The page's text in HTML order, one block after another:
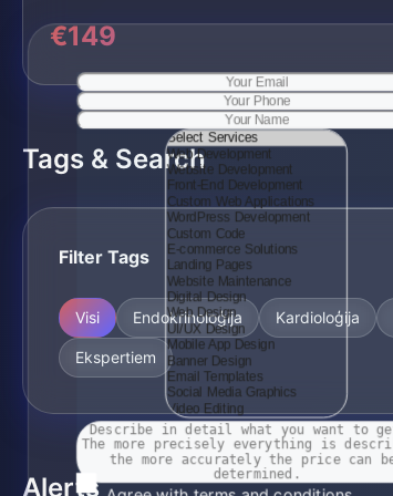
€149
Tags & Search
Filter Tags
Visi Endokrinoloģija Kardioloģija
Ekspertiem
Alerts